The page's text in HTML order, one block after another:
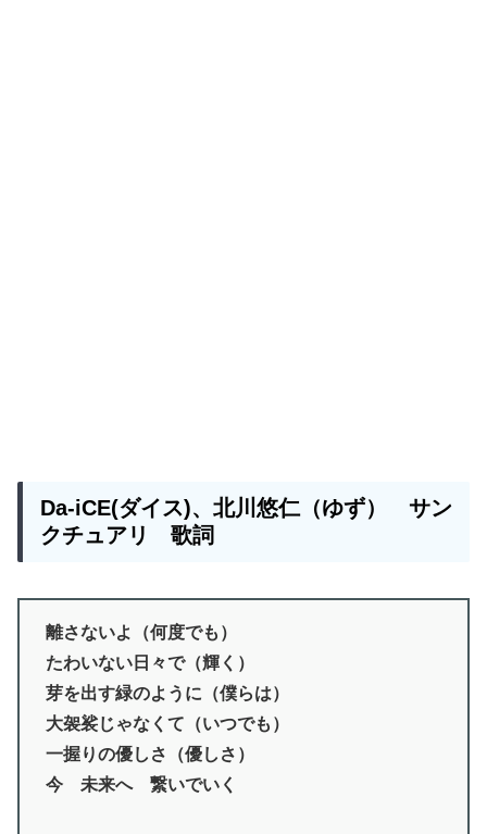
Da-iCE(ダイス)、北川悠仁（ゆず） サン
クチュアリ 歌詞
離さないよ（何度でも）
たわいない日々で（輝く）
芽を出す緑のように（僕らは）
大袈裟じゃなくて（いつでも）
一握りの優しさ（優しさ）
今 未来へ 繋いでいく